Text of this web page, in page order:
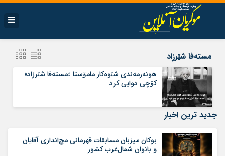
مسته‌فا شێرزاد
هونه‌رمه‌ندی شێوه‌کار مامۆستا «مسته‌فا شێرزاد»
کۆچی دوایی کرد
جدید ترین اخبار
بوکان میزبان مسابقات قهرمانی مچ‌اندازی آقایان
و بانوان شمال‌غرب کشور